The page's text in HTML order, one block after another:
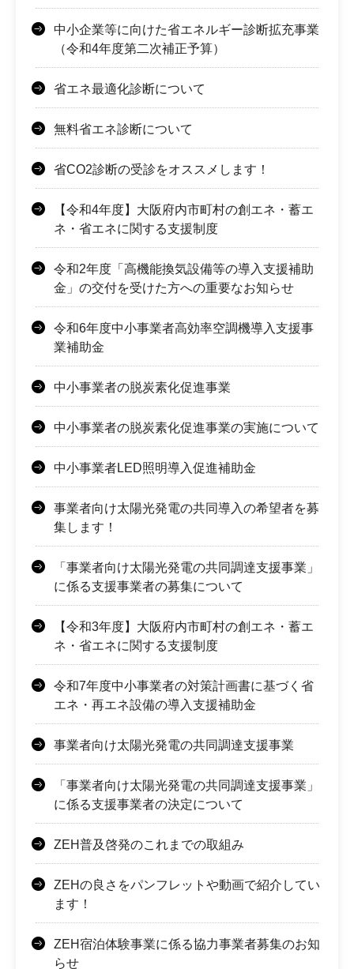
中小企業等に向けた省エネルギー診断拡充事業
（令和4年度第二次補正予算）
省エネ最適化診断について
無料省エネ診断について
省CO2診断の受診をオススメします！
【令和4年度】大阪府内市町村の創エネ・蓄エ
ネ・省エネに関する支援制度
令和2年度「高機能換気設備等の導入支援補助
金」の交付を受けた方への重要なお知らせ
令和6年度中小事業者高効率空調機導入支援事
業補助金
中小事業者の脱炭素化促進事業
中小事業者の脱炭素化促進事業の実施について
中小事業者LED照明導入促進補助金
事業者向け太陽光発電の共同導入の希望者を募
集します！
「事業者向け太陽光発電の共同調達支援事業」
に係る支援事業者の募集について
【令和3年度】大阪府内市町村の創エネ・蓄エ
ネ・省エネに関する支援制度
令和7年度中小事業者の対策計画書に基づく省
エネ・再エネ設備の導入支援補助金
事業者向け太陽光発電の共同調達支援事業
「事業者向け太陽光発電の共同調達支援事業」
に係る支援事業者の決定について
ZEH普及啓発のこれまでの取組み
ZEHの良さをパンフレットや動画で紹介してい
ます！
ZEH宿泊体験事業に係る協力事業者募集のお知
らせ